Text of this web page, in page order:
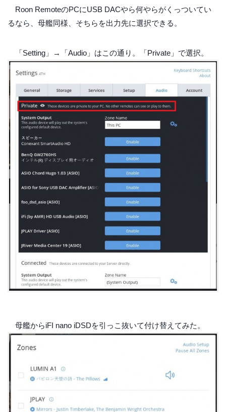
Roon RemoteのPCにUSB DACやら何やらがくっついてい
るなら、母艦同様、そちらを出力先に選択できる。
「Setting」→「Audio」はこの通り。「Private」で選択。
母艦からiFI nano iDSDを引っこ抜いて付け替えてみた。